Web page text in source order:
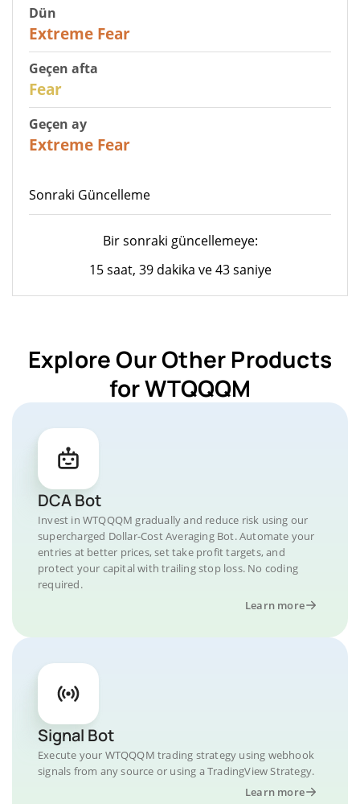
Dün
Extreme Fear
Geçen afta
Fear
Geçen ay
Extreme Fear
Sonraki Güncelleme
Bir sonraki güncellemeye:
15 saat, 39 dakika ve 43 saniye
Explore Our Other Products
for WTQQQM
DCA Bot
Invest in WTQQQM gradually and reduce risk using our
supercharged Dollar-Cost Averaging Bot. Automate your
entries at better prices, set take profit targets, and
protect your capital with trailing stop loss. No coding
required.
Learn more
Signal Bot
Execute your WTQQQM trading strategy using webhook
signals from any source or using a TradingView Strategy.
Learn more